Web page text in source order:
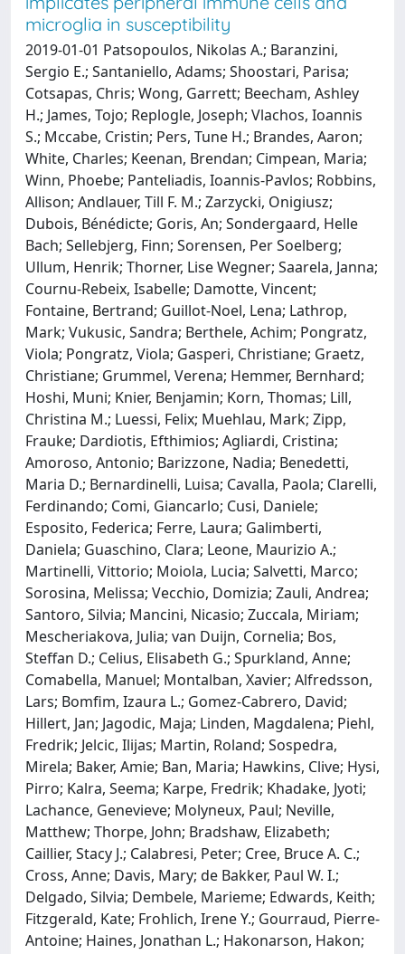
microglia in susceptibility
2019-01-01 Patsopoulos, Nikolas A.; Baranzini,
Sergio E.; Santaniello, Adams; Shoostari, Parisa;
Cotsapas, Chris; Wong, Garrett; Beecham, Ashley
H.; James, Tojo; Replogle, Joseph; Vlachos, Ioannis
S.; Mccabe, Cristin; Pers, Tune H.; Brandes, Aaron;
White, Charles; Keenan, Brendan; Cimpean, Maria;
Winn, Phoebe; Panteliadis, Ioannis-Pavlos; Robbins,
Allison; Andlauer, Till F. M.; Zarzycki, Onigiusz;
Dubois, Bénédicte; Goris, An; Sondergaard, Helle
Bach; Sellebjerg, Finn; Sorensen, Per Soelberg;
Ullum, Henrik; Thorner, Lise Wegner; Saarela, Janna;
Cournu-Rebeix, Isabelle; Damotte, Vincent;
Fontaine, Bertrand; Guillot-Noel, Lena; Lathrop,
Mark; Vukusic, Sandra; Berthele, Achim; Pongratz,
Viola; Pongratz, Viola; Gasperi, Christiane; Graetz,
Christiane; Grummel, Verena; Hemmer, Bernhard;
Hoshi, Muni; Knier, Benjamin; Korn, Thomas; Lill,
Christina M.; Luessi, Felix; Muehlau, Mark; Zipp,
Frauke; Dardiotis, Efthimios; Agliardi, Cristina;
Amoroso, Antonio; Barizzone, Nadia; Benedetti,
Maria D.; Bernardinelli, Luisa; Cavalla, Paola; Clarelli,
Ferdinando; Comi, Giancarlo; Cusi, Daniele;
Esposito, Federica; Ferre, Laura; Galimberti,
Daniela; Guaschino, Clara; Leone, Maurizio A.;
Martinelli, Vittorio; Moiola, Lucia; Salvetti, Marco;
Sorosina, Melissa; Vecchio, Domizia; Zauli, Andrea;
Santoro, Silvia; Mancini, Nicasio; Zuccala, Miriam;
Mescheriakova, Julia; van Duijn, Cornelia; Bos,
Steffan D.; Celius, Elisabeth G.; Spurkland, Anne;
Comabella, Manuel; Montalban, Xavier; Alfredsson,
Lars; Bomfim, Izaura L.; Gomez-Cabrero, David;
Hillert, Jan; Jagodic, Maja; Linden, Magdalena; Piehl,
Fredrik; Jelcic, Ilijas; Martin, Roland; Sospedra,
Mirela; Baker, Amie; Ban, Maria; Hawkins, Clive; Hysi,
Pirro; Kalra, Seema; Karpe, Fredrik; Khadake, Jyoti;
Lachance, Genevieve; Molyneux, Paul; Neville,
Matthew; Thorpe, John; Bradshaw, Elizabeth;
Caillier, Stacy J.; Calabresi, Peter; Cree, Bruce A. C.;
Cross, Anne; Davis, Mary; de Bakker, Paul W. I.;
Delgado, Silvia; Dembele, Marieme; Edwards, Keith;
Fitzgerald, Kate; Frohlich, Irene Y.; Gourraud, Pierre-
Antoine; Haines, Jonathan L.; Hakonarson, Hakon;